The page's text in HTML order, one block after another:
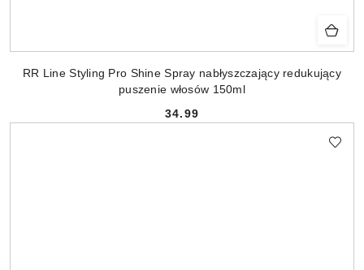
RR Line Styling Pro Shine Spray nabłyszczający redukujący
puszenie włosów 150ml
Cena:
34.99